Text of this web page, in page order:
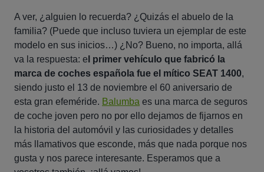
A ver, ¿alguien lo recuerda? ¿Quizás el abuelo de la
familia? (Puede que incluso tuviera un ejemplar de este
modelo en sus inicios…) ¿No? Bueno, no importa, allá
va la respuesta: e l primer vehículo que fabricó la
marca de coches española fue el mítico SEAT 1400,
siendo justo el 13 de noviembre el 60 aniversario de
esta gran efeméride. Balumba es una marca de seguros
de coche joven pero no por ello dejamos de fijarnos en
la historia del automóvil y las curiosidades y detalles
más llamativos que esconde, más que nada porque nos
gusta y nos parece interesante. Esperamos que a